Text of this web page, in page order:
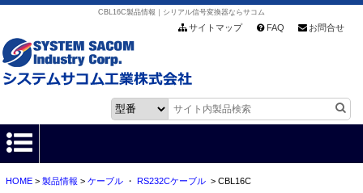
CBL16C製品情報｜シリアル信号変換器ならサコム
サイトマップ FAQ お問合せ
HOME
HOME> 製品情報 > ケーブル・ RS232Cケーブル> CBL16C